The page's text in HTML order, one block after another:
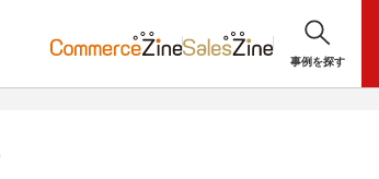
事例を探す